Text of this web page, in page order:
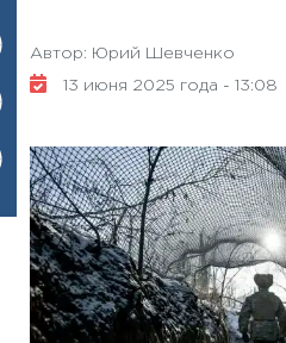
Автор: Юрий Шевченко
13 июня 2025 года - 13:08